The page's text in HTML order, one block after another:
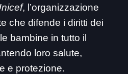
, l’organizzazione
che difende i diritti dei
bambine in tutto il
loro salute,
e protezione.